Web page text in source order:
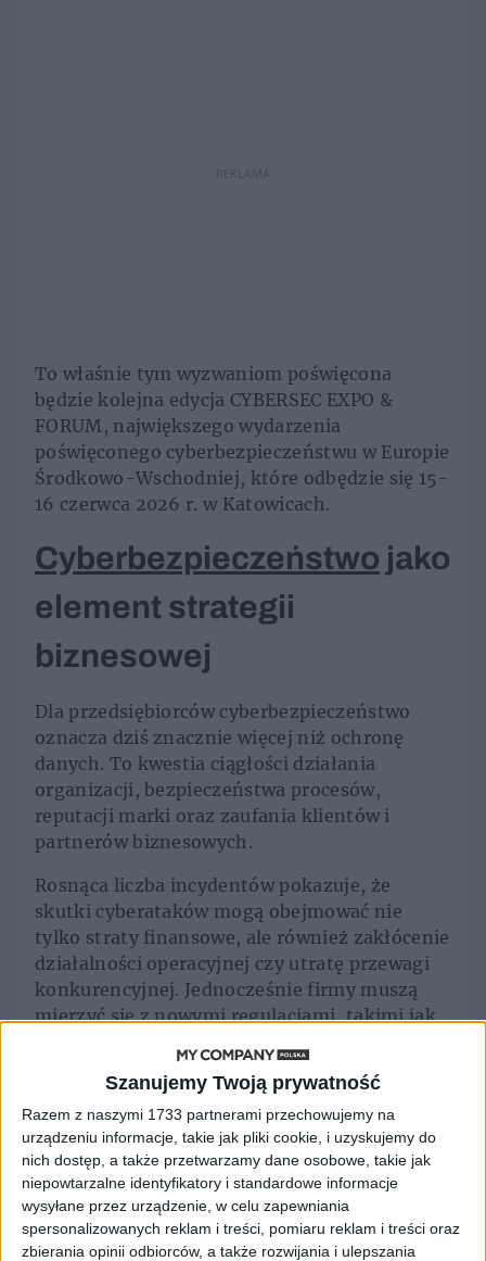
Szanujemy Twoją prywatność
Razem z naszymi 1733 partnerami przechowujemy na
urządzeniu informacje, takie jak pliki cookie, i uzyskujemy do
nich dostęp, a także przetwarzamy dane osobowe, takie jak
niepowtarzalne identyfikatory i standardowe informacje
wysyłane przez urządzenie, w celu zapewniania
spersonalizowanych reklam i treści, pomiaru reklam i treści oraz
zbierania opinii odbiorców, a także rozwijania i ulepszania
REKLAMA
To właśnie tym wyzwaniom poświęcona
będzie kolejna edycja CYBERSEC EXPO &
FORUM, największego wydarzenia
poświęconego cyberbezpieczeństwu w Europie
Środkowo-Wschodniej, które odbędzie się 15-
16 czerwca 2026 r. w Katowicach.
Cyberbezpieczeństwo jako
element strategii
biznesowej
Dla przedsiębiorców cyberbezpieczeństwo
oznacza dziś znacznie więcej niż ochronę
danych. To kwestia ciągłości działania
organizacji, bezpieczeństwa procesów,
reputacji marki oraz zaufania klientów i
partnerów biznesowych.
Rosnąca liczba incydentów pokazuje, że
skutki cyberataków mogą obejmować nie
tylko straty finansowe, ale również zakłócenie
działalności operacyjnej czy utratę przewagi
konkurencyjnej. Jednocześnie firmy muszą
mierzyć się z nowymi regulacjami, takimi jak
sposób zarządzania ryzykiem i
odpowiedzialnością za bezpieczeństwo
cyfrowe.
Podczas CYBERSEC EXPO & FORUM 2026
eksperci będą rozmawiać o tym, jak
skutecznie budować odporność organizacji,
przygotowywać firmy na nowe zagrożenia